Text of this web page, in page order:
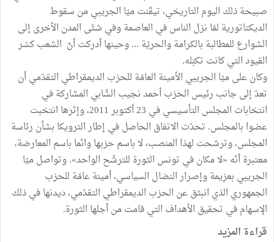
صبيحة ذلك اليوم التاريخي، تيقّنت ميّا الجريبي من سقوط
الديكتاتورية لمّا نزل الناس في العاصمة وفي شتّى المدن الأخرى إلى
الشوارع للمطالبة بالكرامة والحريّة ... وحينها أدركت أنّ الشعب كسّر
القيود التي كانت تكبّله.
وكان على ميّا الجريبي الأمينة العامّة للحزب الديمقراطي التقدّمي أن
تعدّ إلى جانب رئيس الحزب أحمد نجيب الشّابي المشاركة في
انتخابات المجلس التأسيسي في 23 أكتوبر 2011، وإثرها انتخبت
عضوا بالمجلس. تحدّت الاتفاق الحاصل في إطار الترويكا بشأن رئاسة
المجلس، وترشحت لهذا المنصب، لا باسم حزبها وانّما باسم المعارضة،
معتبرة أنّه «لا مكان في تونس الثورة للترشّح الواحد». وتواصل ميّا
الجريبي بعزيمة وإصرار النضال السياسي، أمينة عامّة للحزب
الجمهوري الذي انبثق عن الحزب الديمقراطي التقدّمي، ديدنها في ذلك
الإسهام في تحقيق الأهداف التي قامت من أجلها الثورة.
قراءة المزيد